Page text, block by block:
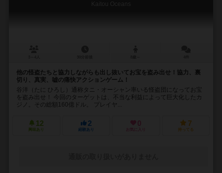
Kaitou Oceans
他の怪盗たちと協力しながらも出し抜いてお宝を盗み出せ！協力、裏
切り、真実、嘘の痛快アクションゲーム！
谷洋（たに ひろし）通称タニ・オーシャン率いる怪盗団になってお宝
を盗み出せ！ 今回のターゲットは、不当な利益によって巨大化したカ
ジノ。その総額160億ドル。 プレイヤ...
12
興味あり
2
経験あり
0
お気に入り
7
持ってる